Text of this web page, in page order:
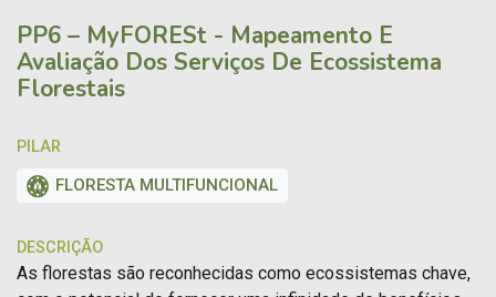
PP6 – MyFORESt - Mapeamento E
Avaliação Dos Serviços De Ecossistema
Florestais
PILAR
FLORESTA MULTIFUNCIONAL
DESCRIÇÃO
As florestas são reconhecidas como ecossistemas chave,